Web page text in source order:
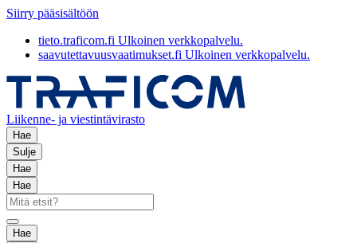
Siirry pääsisältöön
tieto.traficom.fi Ulkoinen verkkopalvelu.
saavutettavuusvaatimukset.fi Ulkoinen verkkopalvelu.
Liikenne- ja viestintävirasto
Hae
Sulje
Hae
Hae
Hae